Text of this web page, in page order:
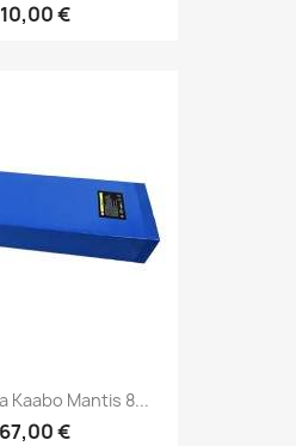
€
Kaabo Mantis 8...
€